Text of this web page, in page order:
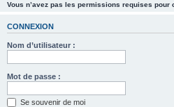
Vous n’avez pas les permissions requises pour
CONNEXION
Nom d’utilisateur :
Mot de passe :
Se souvenir de moi